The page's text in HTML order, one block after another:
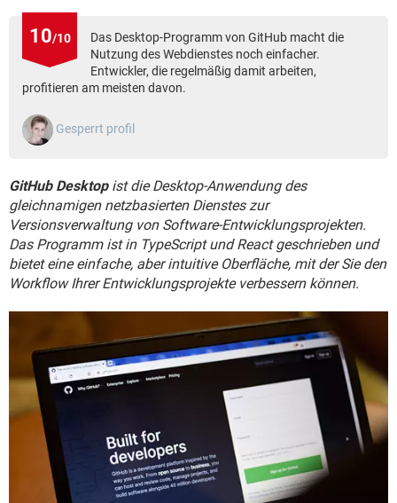
FACEBOOK
WHATSAPP
FACEBOOK HARDWARE
10/10
Das Desktop-Programm von GitHub macht die
Nutzung des Webdienstes noch einfacher.
Entwickler, die regelmäßig damit arbeiten,
profitieren am meisten davon.
Gesperrt profil
GitHub Desktopist die Desktop-Anwendung des
gleichnamigen netzbasierten Dienstes zur
Versionsverwaltung von Software-Entwicklungsprojekten.
Das Programm ist in TypeScript und React geschrieben und
bietet eine einfache, aber intuitive Oberfläche, mit der Sie den
Workflow Ihrer Entwicklungsprojekte verbessern können.